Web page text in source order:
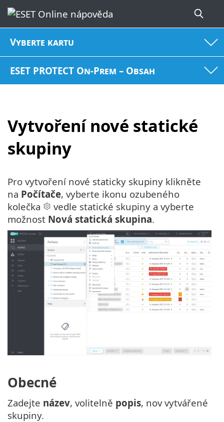
Vyberte kartu
ESET PROTECT On-Prem – Obsah
Vytvoření nové statické
skupiny
Pro vytvoření nové staticky skupiny klikněte
na Počítače, vyberte ikonu ozubeného
kolečka
vedle statické skupiny a vyberte
možnost Nová statická skupina.
Obecné
Zadejte název, volitelně popis, nov vytvářené
skupiny.